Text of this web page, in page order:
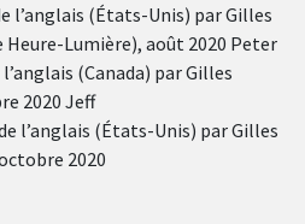
l’anglais (États-Unis) par Gilles
Lumière), août 2020 Peter
(Canada) par Gilles
2020 Jeff
l’anglais (États-Unis) par Gilles
2020